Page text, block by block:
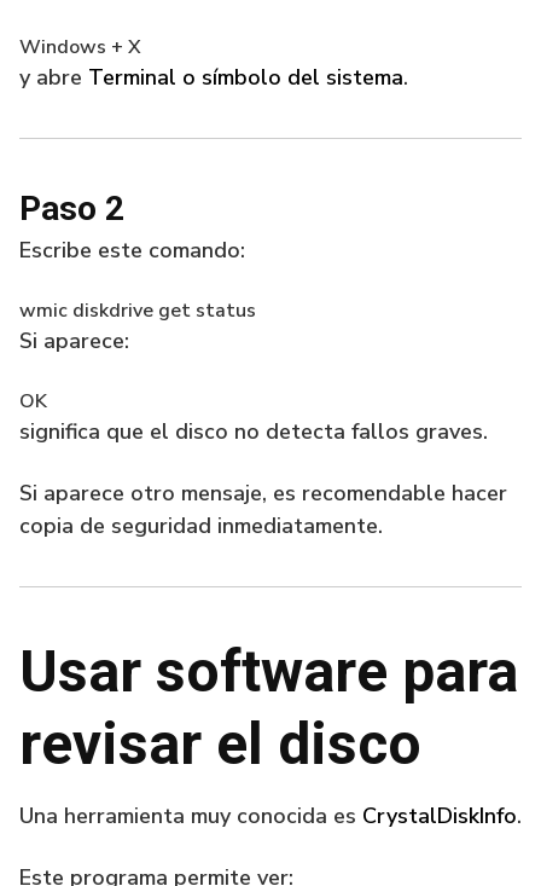
Windows + X
y abre Terminal o símbolo del sistema.
Paso 2
Escribe este comando:
wmic diskdrive get status
Si aparece:
OK
significa que el disco no detecta fallos graves.
Si aparece otro mensaje, es recomendable hacer
copia de seguridad inmediatamente.
Usar software para
revisar el disco
Una herramienta muy conocida es CrystalDiskInfo.
Este programa permite ver: